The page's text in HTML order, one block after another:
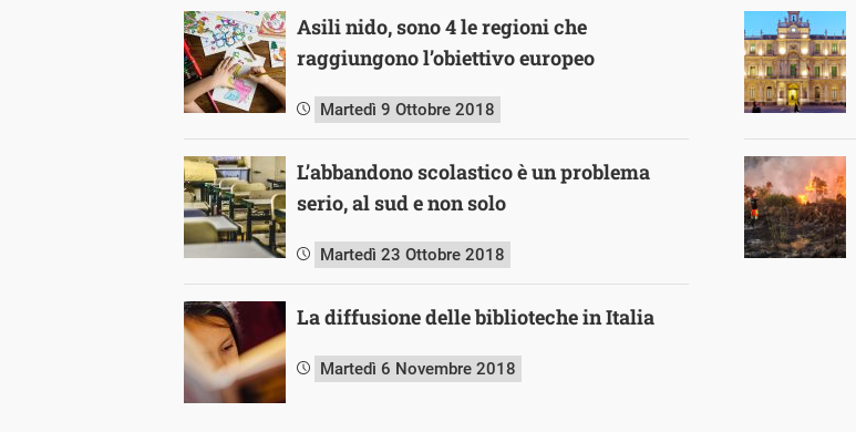
Asili nido, sono 4 le regioni che
raggiungono l’obiettivo europeo
Martedì 9 Ottobre 2018
L’abbandono scolastico è un problema
serio, al sud e non solo
Martedì 23 Ottobre 2018
La diffusione delle biblioteche in Italia
Martedì 6 Novembre 2018